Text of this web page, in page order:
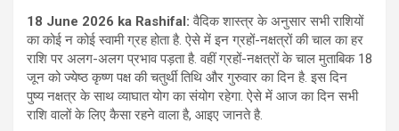
18 June 2026 ka Rashifal:वैदिक शास्‍त्र के अनुसार सभी राशियों
का कोई न कोई स्‍वामी ग्रह होता है. ऐसे में इन ग्रहों-नक्षत्रों की चाल का हर
राशि पर अलग-अलग प्रभाव पड़ता है. वहीं ग्रहों-नक्षत्रों के चाल मुताबिक 18
जून को ज्येष्ठ कृष्ण पक्ष की चतुर्थी तिथि और गुरुवार का दिन है. इस दिन
पुष्य नक्षत्र के साथ व्याघात योग का संयोग रहेगा. ऐसे में आज का दिन सभी
राशि वालों के लिए कैसा रहने वाला है, आइए जानते है.